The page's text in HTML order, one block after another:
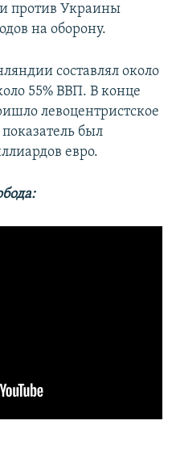
против Украины
на оборону.
составлял около
55% ВВП. В конце
левоцентристское
был
евро.